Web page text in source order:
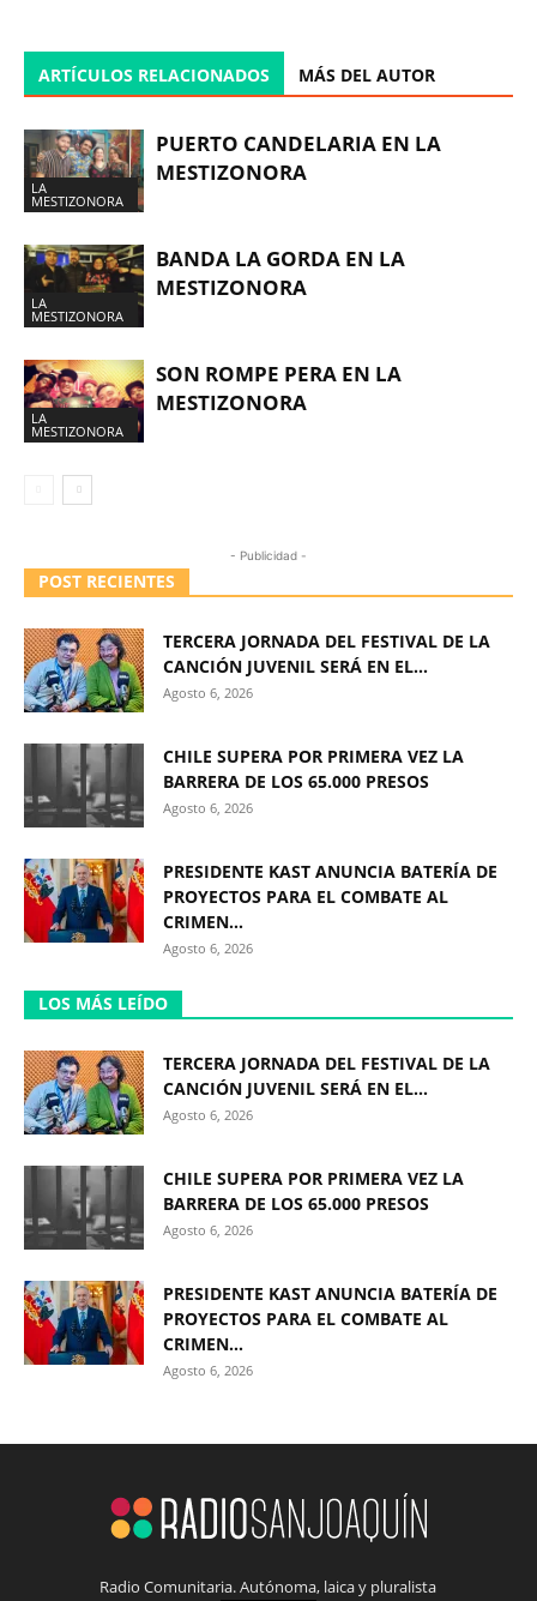
ARTÍCULOS RELACIONADOS MÁS DEL AUTOR
LA
MESTIZONORA
PUERTO CANDELARIA EN LA
MESTIZONORA
LA
MESTIZONORA
BANDA LA GORDA EN LA
MESTIZONORA
LA
MESTIZONORA
SON ROMPE PERA EN LA
MESTIZONORA
- Publicidad -
POST RECIENTES
TERCERA JORNADA DEL FESTIVAL DE LA
CANCIÓN JUVENIL SERÁ EN EL...
Agosto 6, 2026
CHILE SUPERA POR PRIMERA VEZ LA
BARRERA DE LOS 65.000 PRESOS
Agosto 6, 2026
PRESIDENTE KAST ANUNCIA BATERÍA DE
PROYECTOS PARA EL COMBATE AL
CRIMEN...
Agosto 6, 2026
LOS MÁS LEÍDO
TERCERA JORNADA DEL FESTIVAL DE LA
CANCIÓN JUVENIL SERÁ EN EL...
Agosto 6, 2026
CHILE SUPERA POR PRIMERA VEZ LA
BARRERA DE LOS 65.000 PRESOS
Agosto 6, 2026
PRESIDENTE KAST ANUNCIA BATERÍA DE
PROYECTOS PARA EL COMBATE AL
CRIMEN...
Agosto 6, 2026
Radio Comunitaria. Autónoma, laica y pluralista